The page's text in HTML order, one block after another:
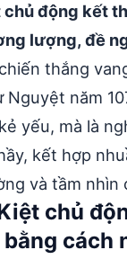
động kết
lượng, đề
thắng
năm
yếu, mà là
kết hợp
và tầm nhìn
chủ
cách